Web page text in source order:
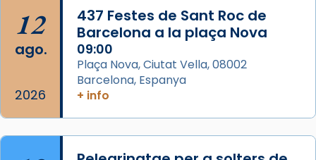
Foto
View on Facebook · Share
12
ago.
2026
437 Festes de Sant Roc de
Barcelona a la plaça Nova
09:00
Plaça Nova, Ciutat Vella, 08002
Barcelona, Espanya
+ info